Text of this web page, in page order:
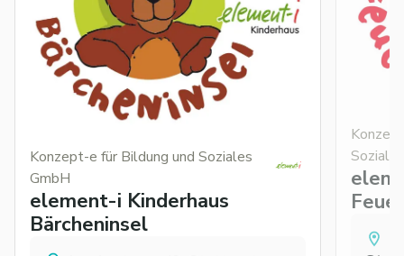
Konzept-e für Bildung und Soziales
GmbH
element-i Kinderhaus
Bärcheninsel